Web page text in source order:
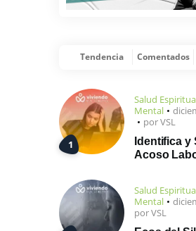
Tendencia Comentados
Salud
Mental
porVSL
Identifica y
Acoso
Salud
Mental
porVSL